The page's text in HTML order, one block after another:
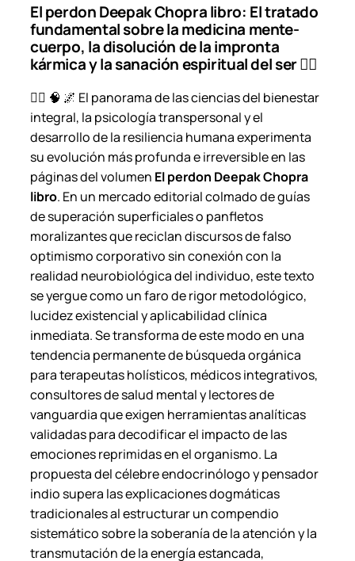
El perdon Deepak Chopra libro: El tratado
fundamental sobre la medicina mente-
cuerpo, la disolución de la impronta
kármica y la sanación espiritual del ser 🧘‍♂️
🧘‍♂️ 🧠 🌌 El panorama de las ciencias del bienestar
integral, la psicología transpersonal y el
desarrollo de la resiliencia humana experimenta
su evolución más profunda e irreversible en las
páginas del volumen El perdon Deepak Chopra
libro. En un mercado editorial colmado de guías
de superación superficiales o panfletos
moralizantes que reciclan discursos de falso
optimismo corporativo sin conexión con la
realidad neurobiológica del individuo, este texto
se yergue como un faro de rigor metodológico,
lucidez existencial y aplicabilidad clínica
inmediata. Se transforma de este modo en una
tendencia permanente de búsqueda orgánica
para terapeutas holísticos, médicos integrativos,
consultores de salud mental y lectores de
vanguardia que exigen herramientas analíticas
validadas para decodificar el impacto de las
emociones reprimidas en el organismo. La
propuesta del célebre endocrinólogo y pensador
indio supera las explicaciones dogmáticas
tradicionales al estructurar un compendio
sistemático sobre la soberanía de la atención y la
transmutación de la energía estancada,